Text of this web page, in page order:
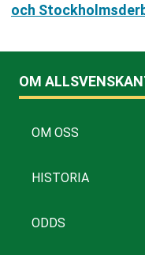
och
OM
OM OSS
HISTORIA
ODDS